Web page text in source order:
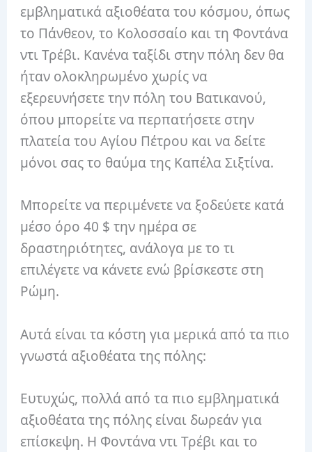
εμβληματικά αξιοθέατα του κόσμου, όπως
το Πάνθεον, το Κολοσσαίο και τη Φοντάνα
ντι Τρέβι. Κανένα ταξίδι στην πόλη δεν θα
ήταν ολοκληρωμένο χωρίς να
εξερευνήσετε την πόλη του Βατικανού,
όπου μπορείτε να περπατήσετε στην
πλατεία του Αγίου Πέτρου και να δείτε
μόνοι σας το θαύμα της Καπέλα Σιξτίνα.
Μπορείτε να περιμένετε να ξοδεύετε κατά
μέσο όρο 40 $ την ημέρα σε
δραστηριότητες, ανάλογα με το τι
επιλέγετε να κάνετε ενώ βρίσκεστε στη
Ρώμη.
Αυτά είναι τα κόστη για μερικά από τα πιο
γνωστά αξιοθέατα της πόλης:
Ευτυχώς, πολλά από τα πιο εμβληματικά
αξιοθέατα της πόλης είναι δωρεάν για
επίσκεψη. Η Φοντάνα ντι Τρέβι και το